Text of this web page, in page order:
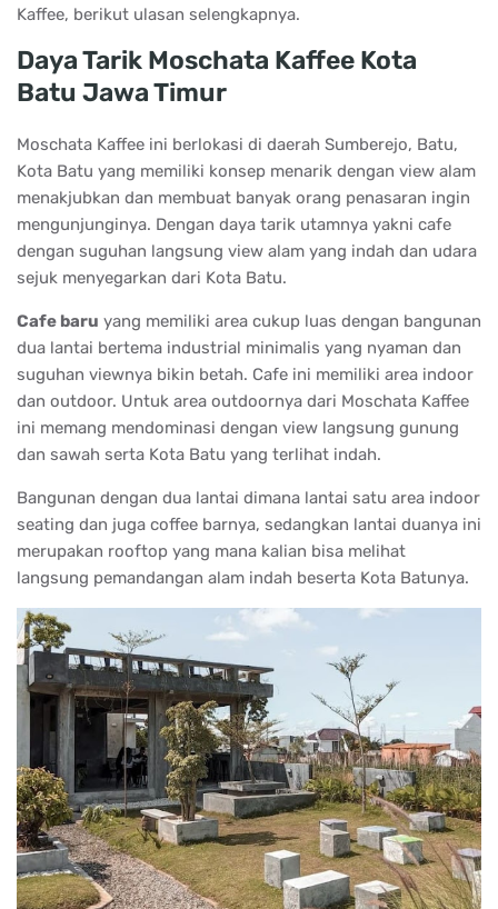
Kaffee, berikut ulasan selengkapnya.
Daya Tarik Moschata Kaffee Kota
Batu Jawa Timur
Moschata Kaffee ini berlokasi di daerah Sumberejo, Batu,
Kota Batu yang memiliki konsep menarik dengan view alam
menakjubkan dan membuat banyak orang penasaran ingin
mengunjunginya. Dengan daya tarik utamnya yakni cafe
dengan suguhan langsung view alam yang indah dan udara
sejuk menyegarkan dari Kota Batu.
Cafe baru yang memiliki area cukup luas dengan bangunan
dua lantai bertema industrial minimalis yang nyaman dan
suguhan viewnya bikin betah. Cafe ini memiliki area indoor
dan outdoor. Untuk area outdoornya dari Moschata Kaffee
ini memang mendominasi dengan view langsung gunung
dan sawah serta Kota Batu yang terlihat indah.
Bangunan dengan dua lantai dimana lantai satu area indoor
seating dan juga coffee barnya, sedangkan lantai duanya ini
merupakan rooftop yang mana kalian bisa melihat
langsung pemandangan alam indah beserta Kota Batunya.